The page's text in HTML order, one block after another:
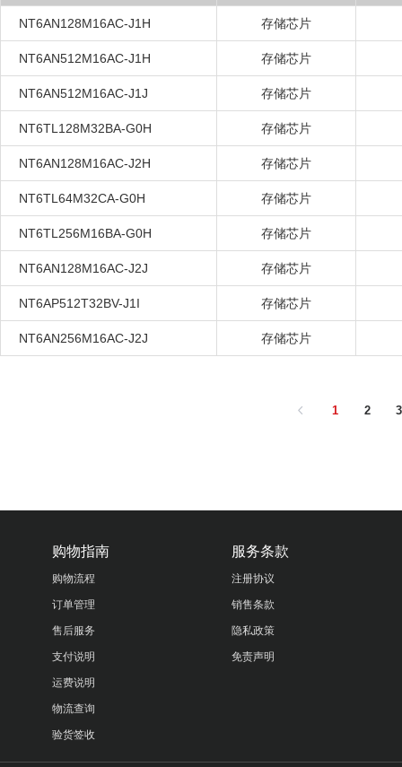
NT6AN128M16AC-J1H 存储芯片
NT6AN512M16AC-J1H 存储芯片
NT6AN512M16AC-J1J 存储芯片
NT6TL128M32BA-G0H 存储芯片
NT6AN128M16AC-J2H 存储芯片
NT6TL64M32CA-G0H 存储芯片
NT6TL256M16BA-G0H 存储芯片
NT6AN128M16AC-J2J 存储芯片
NT6AP512T32BV-J1I 存储芯片
NT6AN256M16AC-J2J 存储芯片
1 2 3
购物指南
购物流程
订单管理
售后服务
支付说明
运费说明
物流查询
验货签收
服务条款
注册协议
销售条款
隐私政策
免责声明